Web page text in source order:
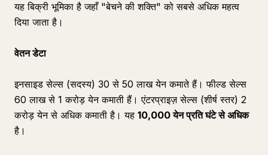
यह बिक्री भूमिका है जहाँ "बेचने की शक्ति" को सबसे अधिक महत्व
दिया जाता है।
वेतन डेटा
इनसाइड सेल्स (सदस्य) 30 से 50 लाख येन कमाते हैं। फील्ड सेल्स
60 लाख से 1 करोड़ येन कमाती हैं। एंटरप्राइज़ सेल्स (शीर्ष स्तर) 2
करोड़ येन से अधिक कमाती है। यह 10,000 येन प्रति घंटे से अधिक
है।